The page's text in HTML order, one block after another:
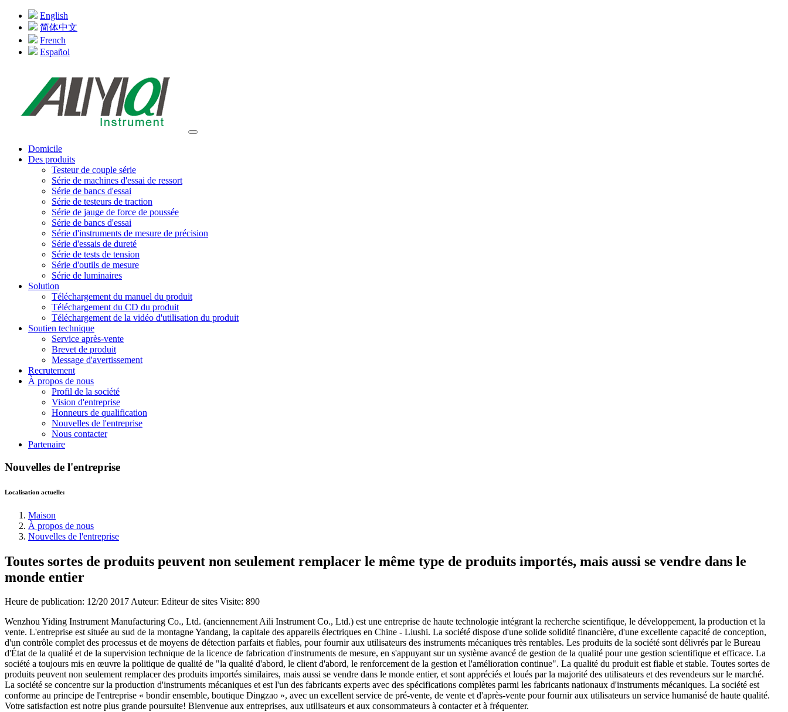
English
简体中文
French
Español
Domicile
Des produits
Testeur de couple série
Série de machines d'essai de ressort
Série de bancs d'essai
Série de testeurs de traction
Série de jauge de force de poussée
Série de bancs d'essai
Série d'instruments de mesure de précision
Série d'essais de dureté
Série de tests de tension
Série d'outils de mesure
Série de luminaires
Solution
Téléchargement du manuel du produit
Téléchargement du CD du produit
Téléchargement de la vidéo d'utilisation du produit
Soutien technique
Service après-vente
Brevet de produit
Message d'avertissement
Recrutement
À propos de nous
Profil de la société
Vision d'entreprise
Honneurs de qualification
Nouvelles de l'entreprise
Nous contacter
Partenaire
Nouvelles de l'entreprise
Localisation actuelle:
Maison
À propos de nous
Nouvelles de l'entreprise
Toutes sortes de produits peuvent non seulement remplacer le même type de produits importés, mais aussi se vendre dans le
monde entier
Heure de publication: 12/20 2017Auteur: Editeur de sites Visite: 890
Wenzhou Yiding Instrument Manufacturing Co., Ltd. (anciennement Aili Instrument Co., Ltd.) est une entreprise de haute technologie intégrant la recherche scientifique, le développement, la production et la
vente. L'entreprise est située au sud de la montagne Yandang, la capitale des appareils électriques en Chine - Liushi. La société dispose d'une solide solidité financière, d'une excellente capacité de conception,
d'un contrôle complet des processus et de moyens de détection parfaits et fiables, pour fournir aux utilisateurs des instruments mécaniques très rentables. Les produits de la société sont délivrés par le Bureau
d'État de la qualité et de la supervision technique de la licence de fabrication d'instruments de mesure, en s'appuyant sur un système avancé de gestion de la qualité pour une gestion scientifique et efficace. La
société a toujours mis en œuvre la politique de qualité de "la qualité d'abord, le client d'abord, le renforcement de la gestion et l'amélioration continue". La qualité du produit est fiable et stable. Toutes sortes de
produits peuvent non seulement remplacer des produits importés similaires, mais aussi se vendre dans le monde entier, et sont appréciés et loués par la majorité des utilisateurs et des revendeurs sur le marché.
La société se concentre sur la production d'instruments mécaniques et est l'un des fabricants experts avec des spécifications complètes parmi les fabricants nationaux d'instruments mécaniques. La société est
conforme au principe de l'entreprise « bondir ensemble, boutique Dingzao », avec un excellent service de pré-vente, de vente et d'après-vente pour fournir aux utilisateurs un service humanisé de haute qualité.
Votre satisfaction est notre plus grande poursuite! Bienvenue aux entreprises, aux utilisateurs et aux consommateurs à contacter et à fréquenter.